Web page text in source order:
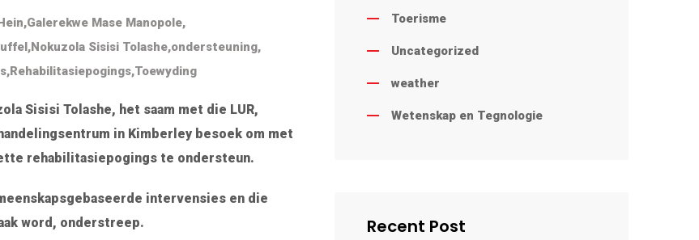
,Galerekwe Mase Manopole,
,Nokuzola Sisisi Tolashe,ondersteuning,
,Rehabilitasiepogings,Toewyding
Sisisi Tolashe, het saam met die LUR,
in Kimberley besoek om met
rehabilitasiepogings te ondersteun.
intervensies en die
word, onderstreep.
Toerisme
Uncategorized
weather
Wetenskap en Tegnologie
Recent Post